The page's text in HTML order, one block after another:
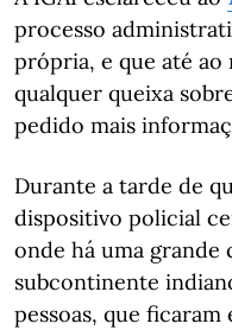
processo
própria, e que até ao
qualquer queixa
pedido mais
Durante a tarde de
dispositivo policial
onde há uma grande
subcontinente
pessoas, que